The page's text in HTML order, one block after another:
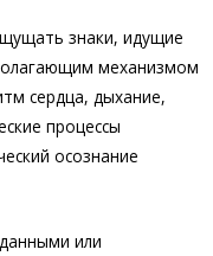
знаки, идущие
механизмом
сердца, дыхание,
процессы
осознание
или